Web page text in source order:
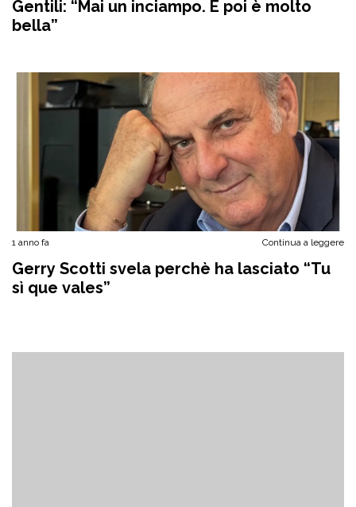
Gentili: “Mai un inciampo. E poi è molto
bella”
1 anno fa Continua a leggere
Gerry Scotti svela perchè ha lasciato “Tu
sì que vales”